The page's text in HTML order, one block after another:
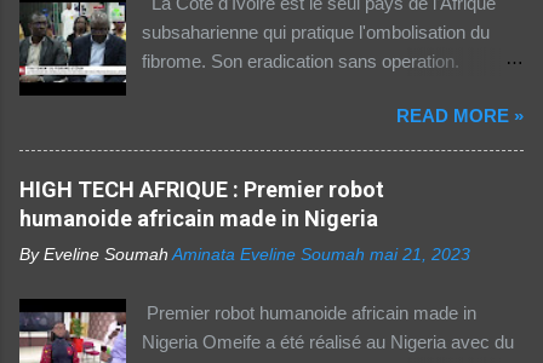
dans cette partie du monde, cette dernière est
celle où l'accès au web reste difficile –
notamment pour les femmes et les personnes
coûteux. Cinq faits pour appréhender le fossé
numérique en Afrique. La moitié des citadins
africains sont en ligne contre seulement 15% de
la population rurale. A l'échelle de la planète, les
habitants des zones urbaines sont deux fois...
subsaharienne qui pratique l'ombolisation du
fibrome. Son eradication sans operation.
d'Ivoire. Elle a gueri pres de 300 femmes.
Suivez ceci. - 1TPE.com - Votre boutique de
produits digitaux Source life tv.
READ MORE »
HIGH TECH AFRIQUE : Premier robot
humanoide africain made in Nigeria
By Eveline Soumah Aminata Eveline Soumah mai 21, 2023
Premier robot humanoide africain made in
Nigeria Omeife a été réalisé au Nigeria avec du